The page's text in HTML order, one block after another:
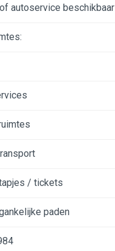
autoservice beschikbaar
/ tickets
paden